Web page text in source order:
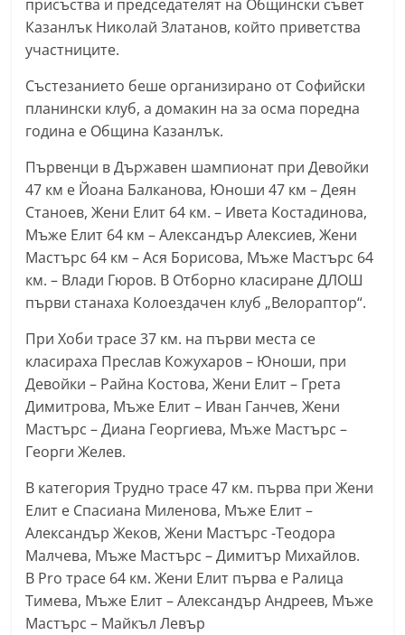
n
l
k
.
i
n
f
o
,
k
a
a
n
l
a
k
b
g
.
i
n
f
присъства и председателят на Общински съвет
Казанлък Николай Златанов, който приветства
участниците.
Състезанието беше организирано от Софийски
планински клуб, а домакин на за осма поредна
година е Община Казанлък.
Първенци в Държавен шампионат при Девойки
47 км е Йоана Балканова, Юноши 47 км – Деян
Станоев, Жени Елит 64 км. – Ивета Костадинова,
Мъже Елит 64 км – Александър Алексиев, Жени
Мастърс 64 км – Ася Борисова, Мъже Мастърс 64
км. – Влади Гюров. В Отборно класиране ДЛОШ
първи станаха Колоездачен клуб „Велораптор“.
При Хоби трасе 37 км. на първи места се
класираха Преслав Кожухаров – Юноши, при
Девойки – Райна Костова, Жени Елит – Грета
Димитрова, Мъже Елит – Иван Ганчев, Жени
Мастърс – Диана Георгиева, Мъже Мастърс –
Георги Желев.
В категория Трудно трасе 47 км. първа при Жени
Елит е Спасиана Миленова, Мъже Елит –
Александър Жеков, Жени Мастърс -Теодора
Малчева, Мъже Мастърс – Димитър Михайлов.
В Pro трасе 64 км. Жени Елит първа е Ралица
Тимева, Мъже Елит – Александър Андреев, Мъже
Мастърс – Майкъл Левър